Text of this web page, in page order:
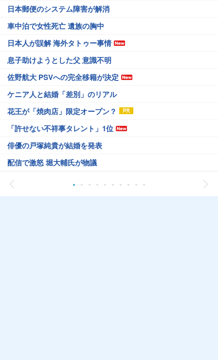
日本郵便のシステム障害が解消
車中泊で女性死亡 遺族の胸中
日本人が誤解 海外タトゥー事情
息子助けようとした父 意識不明
佐野航大 PSVへの完全移籍が決定
ケニア人と結婚「差別」のリアル
花王が「焼肉店」限定オープン？
「許せない不祥事タレント」1位
俳優の戸塚純貴が結婚を発表
配信で激怒 堀大輔氏が物議